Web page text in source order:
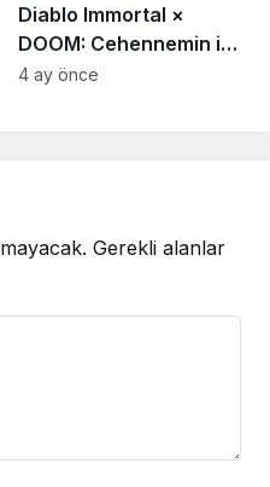
Diablo Immortal ×
DOOM: Cehennemin iki
efsanevi vizyonu
4 ay önce
Gerekli alanlar